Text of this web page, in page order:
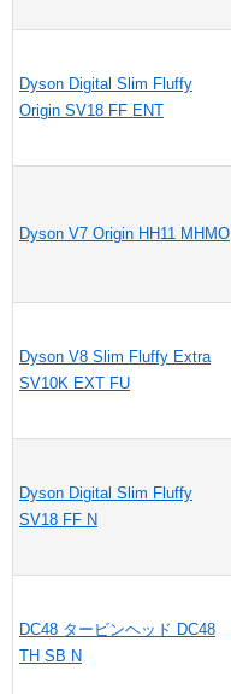
Dyson Digital Slim Fluffy
Origin SV18 FF ENT
Dyson V7 Origin HH11 MHMO
Dyson V8 Slim Fluffy Extra
SV10K EXT FU
Dyson Digital Slim Fluffy
SV18 FF N
DC48 タービンヘッド DC48
TH SB N